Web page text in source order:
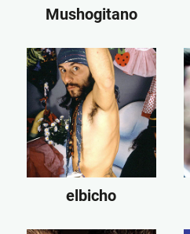
Mushogitano
elbicho